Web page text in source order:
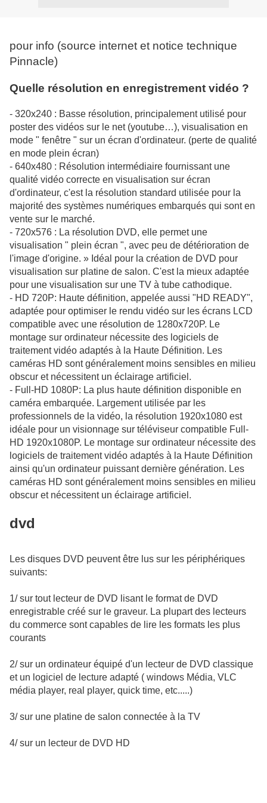
pour info (source internet et notice technique
Pinnacle)
Quelle résolution en enregistrement vidéo ?
- 320x240 : Basse résolution, principalement utilisé pour
poster des vidéos sur le net (youtube…), visualisation en
mode " fenêtre " sur un écran d'ordinateur. (perte de qualité
en mode plein écran)
- 640x480 : Résolution intermédiaire fournissant une
qualité vidéo correcte en visualisation sur écran
d'ordinateur, c'est la résolution standard utilisée pour la
majorité des systèmes numériques embarqués qui sont en
vente sur le marché.
- 720x576 : La résolution DVD, elle permet une
visualisation " plein écran ", avec peu de détérioration de
l'image d'origine. » Idéal pour la création de DVD pour
visualisation sur platine de salon. C'est la mieux adaptée
pour une visualisation sur une TV à tube cathodique.
- HD 720P: Haute définition, appelée aussi "HD READY",
adaptée pour optimiser le rendu vidéo sur les écrans LCD
compatible avec une résolution de 1280x720P. Le
montage sur ordinateur nécessite des logiciels de
traitement vidéo adaptés à la Haute Définition. Les
caméras HD sont généralement moins sensibles en milieu
obscur et nécessitent un éclairage artificiel.
- Full-HD 1080P: La plus haute définition disponible en
caméra embarquée. Largement utilisée par les
professionnels de la vidéo, la résolution 1920x1080 est
idéale pour un visionnage sur téléviseur compatible Full-
HD 1920x1080P. Le montage sur ordinateur nécessite des
logiciels de traitement vidéo adaptés à la Haute Définition
ainsi qu'un ordinateur puissant dernière génération. Les
caméras HD sont généralement moins sensibles en milieu
obscur et nécessitent un éclairage artificiel.
dvd
Les disques DVD peuvent être lus sur les périphériques
suivants:
1/ sur tout lecteur de DVD lisant le format de DVD
enregistrable créé sur le graveur. La plupart des lecteurs
du commerce sont capables de lire les formats les plus
courants
2/ sur un ordinateur équipé d'un lecteur de DVD classique
et un logiciel de lecture adapté ( windows Média, VLC
média player, real player, quick time, etc.....)
3/ sur une platine de salon connectée à la TV
4/ sur un lecteur de DVD HD